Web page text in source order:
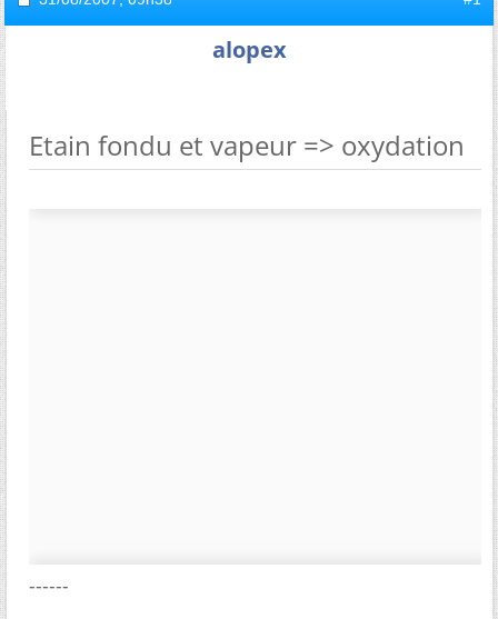
alopex
Etain fondu et vapeur => oxydation
------